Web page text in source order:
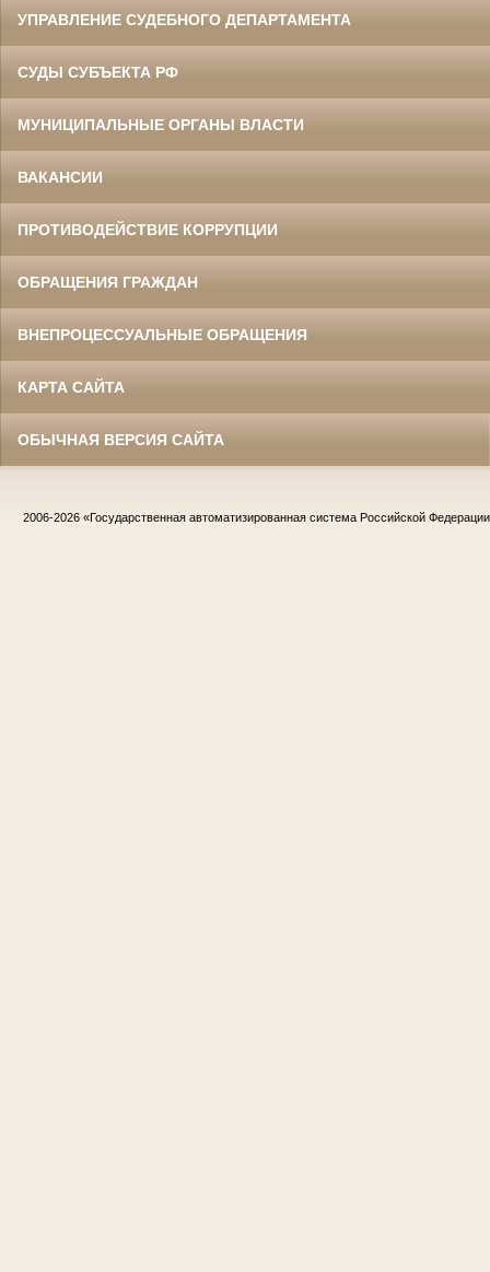
УПРАВЛЕНИЕ СУДЕБНОГО ДЕПАРТАМЕНТА
СУДЫ СУБЪЕКТА РФ
МУНИЦИПАЛЬНЫЕ ОРГАНЫ ВЛАСТИ
ВАКАНСИИ
ПРОТИВОДЕЙСТВИЕ КОРРУПЦИИ
ОБРАЩЕНИЯ ГРАЖДАН
ВНЕПРОЦЕССУАЛЬНЫЕ ОБРАЩЕНИЯ
КАРТА САЙТА
ОБЫЧНАЯ ВЕРСИЯ САЙТА
2006-2026 «Государственная автоматизированная система Российской